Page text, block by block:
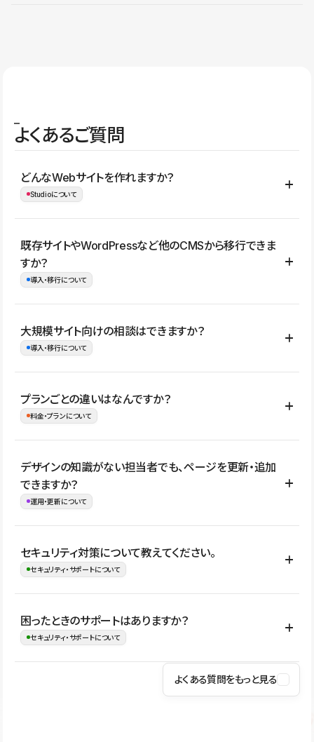
よくあるご質問
どんなWebサイトを作れますか？
Studioについて
コーポレートサイト、サービスサイト、LP、採用サイト、ブロ
グ・メディア、イベントサイト、店舗・商品紹介サイト、ポートフ
ォリオなど幅広く制作できます。
既存サイトやWordPressなど他のCMSから移行できま
すか？
導入・移行について
はい。既存サイトの構成やコンテンツ、URLを整理したうえで、
Studio上に再構築する形で移行できます。 WordPressの場合は、
イト全体のデザインや設定がそのまま移行されるわけではないた
め、移行後にページ構成やデザイン、CMS設計、URL・リダイレク
大規模サイト向けの相談はできますか？
導入・移行について
はい。アクセス規模が大きいサイトや、複数部門での運用、権限管
理、セキュリティ確認、既存システムとの連携など、個別の要件が
ない段階でも、お問い合わせください。
お問合せはこちら
プランごとの違いはなんですか？
料金・プランについて
公開ページ数、バージョン履歴の期間、CMS利用数の上限、権限
管理の有無などがプランごとに異なります。詳しくは料金プランペ
ージをご覧ください。
デザインの知識がない担当者でも、ページを更新・追加
できますか？
運用・更新について
はい。CMSやコンポーネントを活用して更新範囲を設計しておく
ことで、デザインを崩しにくい状態で運用できます。 さらにコン
ながらレイアウトに影響を与えずに更新作業を進めやすくなりま
す。
セキュリティ対策について教えてください。
セキュリティ・サポートについて
Studioでは、公開サイトやサービスを安全に利用できるよう、通信
の暗号化、データ保護、アクセス管理、脆弱性対策など、複数の観
はSSL/TLSによる通信暗号化に対応しており、悪質なスクリプトの
困ったときのサポートはありますか？
セキュリティ・サポートについて
操作方法や機能については、ヘルプセンターでご確認いただけま
よくある質問をもっと見る